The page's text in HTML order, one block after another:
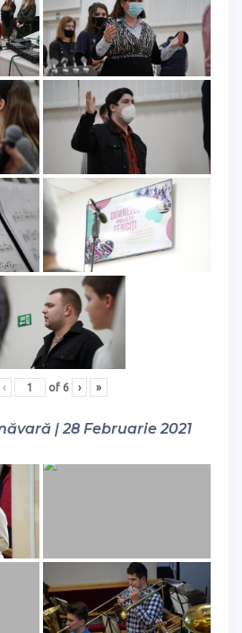
‹ of 6 › »
| 28 Februarie 2021